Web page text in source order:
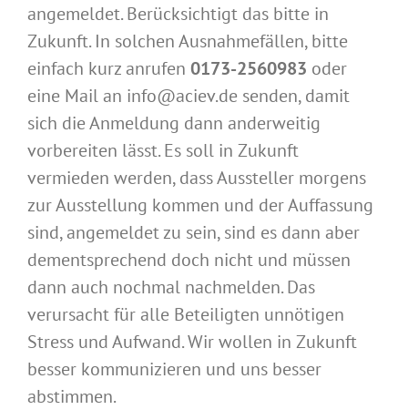
angemeldet. Berücksichtigt das bitte in
Zukunft. In solchen Ausnahmefällen, bitte
einfach kurz anrufen 0173-2560983 oder
eine Mail an info@aciev.de senden, damit
sich die Anmeldung dann anderweitig
vorbereiten lässt. Es soll in Zukunft
vermieden werden, dass Aussteller morgens
zur Ausstellung kommen und der Auffassung
sind, angemeldet zu sein, sind es dann aber
dementsprechend doch nicht und müssen
dann auch nochmal nachmelden. Das
verursacht für alle Beteiligten unnötigen
Stress und Aufwand. Wir wollen in Zukunft
besser kommunizieren und uns besser
abstimmen.